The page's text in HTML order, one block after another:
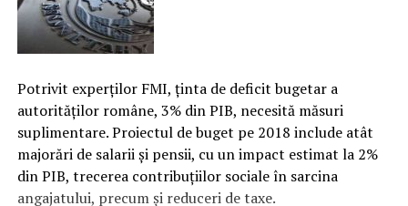
Potrivit experţilor FMI, ţinta de deficit bugetar a
autorităţilor române, 3% din PIB, necesită măsuri
suplimentare. Proiectul de buget pe 2018 include atât
majorări de salarii şi pensii, cu un impact estimat la 2%
din PIB, trecerea contribuţiilor sociale în sarcina
angajatului, precum şi reduceri de taxe.